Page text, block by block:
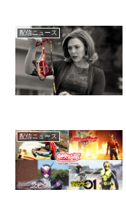
配信ニュース
配信ニュース